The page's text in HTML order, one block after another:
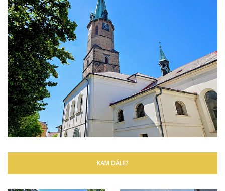
KAM DÁLE?